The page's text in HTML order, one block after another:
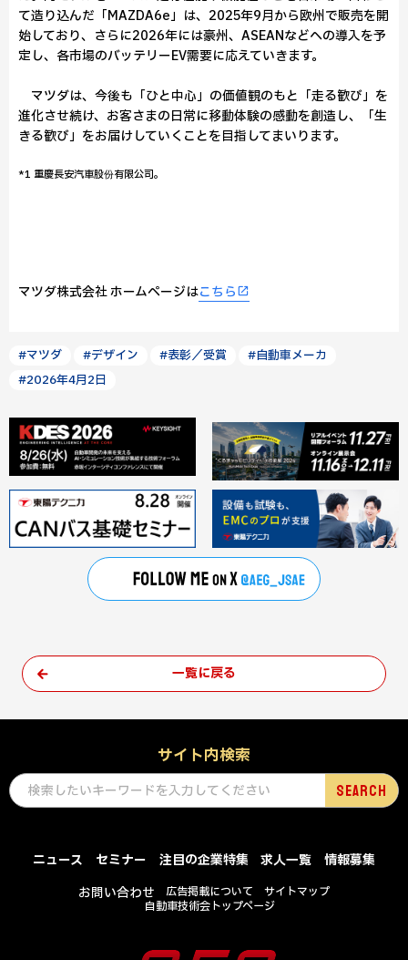
て造り込んだ「MAZDA6e」は、2025年9月から欧州で販売を開
始しており、さらに2026年には豪州、ASEANなどへの導入を予
定し、各市場のバッテリーEV需要に応えていきます。
マツダは、今後も「ひと中心」の価値観のもと「走る歓び」を
進化させ続け、お客さまの日常に移動体験の感動を創造し、「生
きる歓び」をお届けしていくことを目指してまいります。
*1 重慶長安汽車股份有限公司。
マツダ株式会社 ホームページはこちら
#マツダ #デザイン #表彰／受賞
#自動車メーカ
#2026年4月2日
一覧に戻る
サイト内検索
ニュース セミナー 注目の企業特集 求人一覧
情報募集
お問い合わせ
広告掲載について
サイトマップ
自動車技術会トップページ